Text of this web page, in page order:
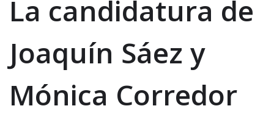
La candidatura de
Joaquín Sáez y
Mónica Corredor